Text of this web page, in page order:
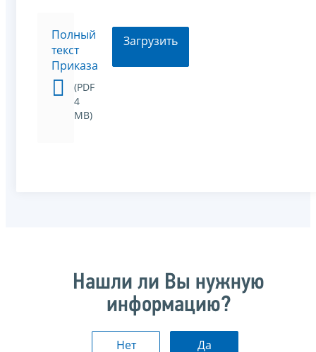
Полный
текст
Приказа
(PDF
4
MB)
Загрузить
Нашли ли Вы нужную
информацию?
Нет Да